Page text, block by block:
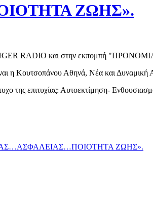
ΖΩΗΣ».
GINGER RADIO και στην εκπομπή
η Κουτσοπάνου Αθηνά, Νέα και Δυναμική
της επιτυχίας: Αυτοεκτίμηση-
ΖΩΗΣ».